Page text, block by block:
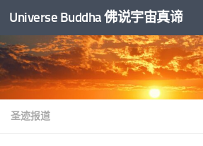
跳至内容
Universe Buddha 佛说宇宙真谛
圣迹报道